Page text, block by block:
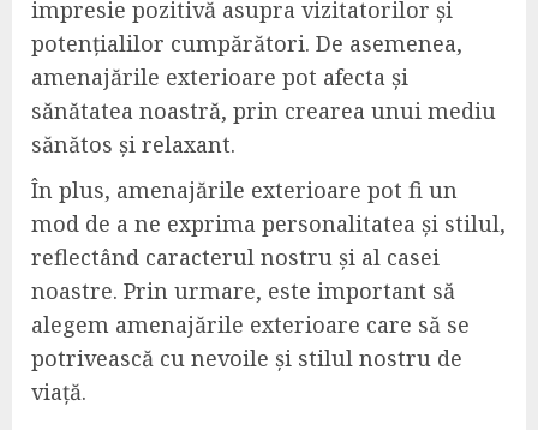
impresie pozitivă asupra vizitatorilor și
potențialilor cumpărători. De asemenea,
amenajările exterioare pot afecta și
sănătatea noastră, prin crearea unui mediu
sănătos și relaxant.
În plus, amenajările exterioare pot fi un
mod de a ne exprima personalitatea și stilul,
reflectând caracterul nostru și al casei
noastre. Prin urmare, este important să
alegem amenajările exterioare care să se
potrivească cu nevoile și stilul nostru de
viață.